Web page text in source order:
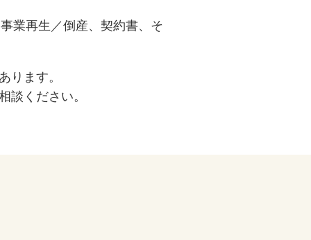
業再生／倒産、契約書、そ
ります。
談ください。